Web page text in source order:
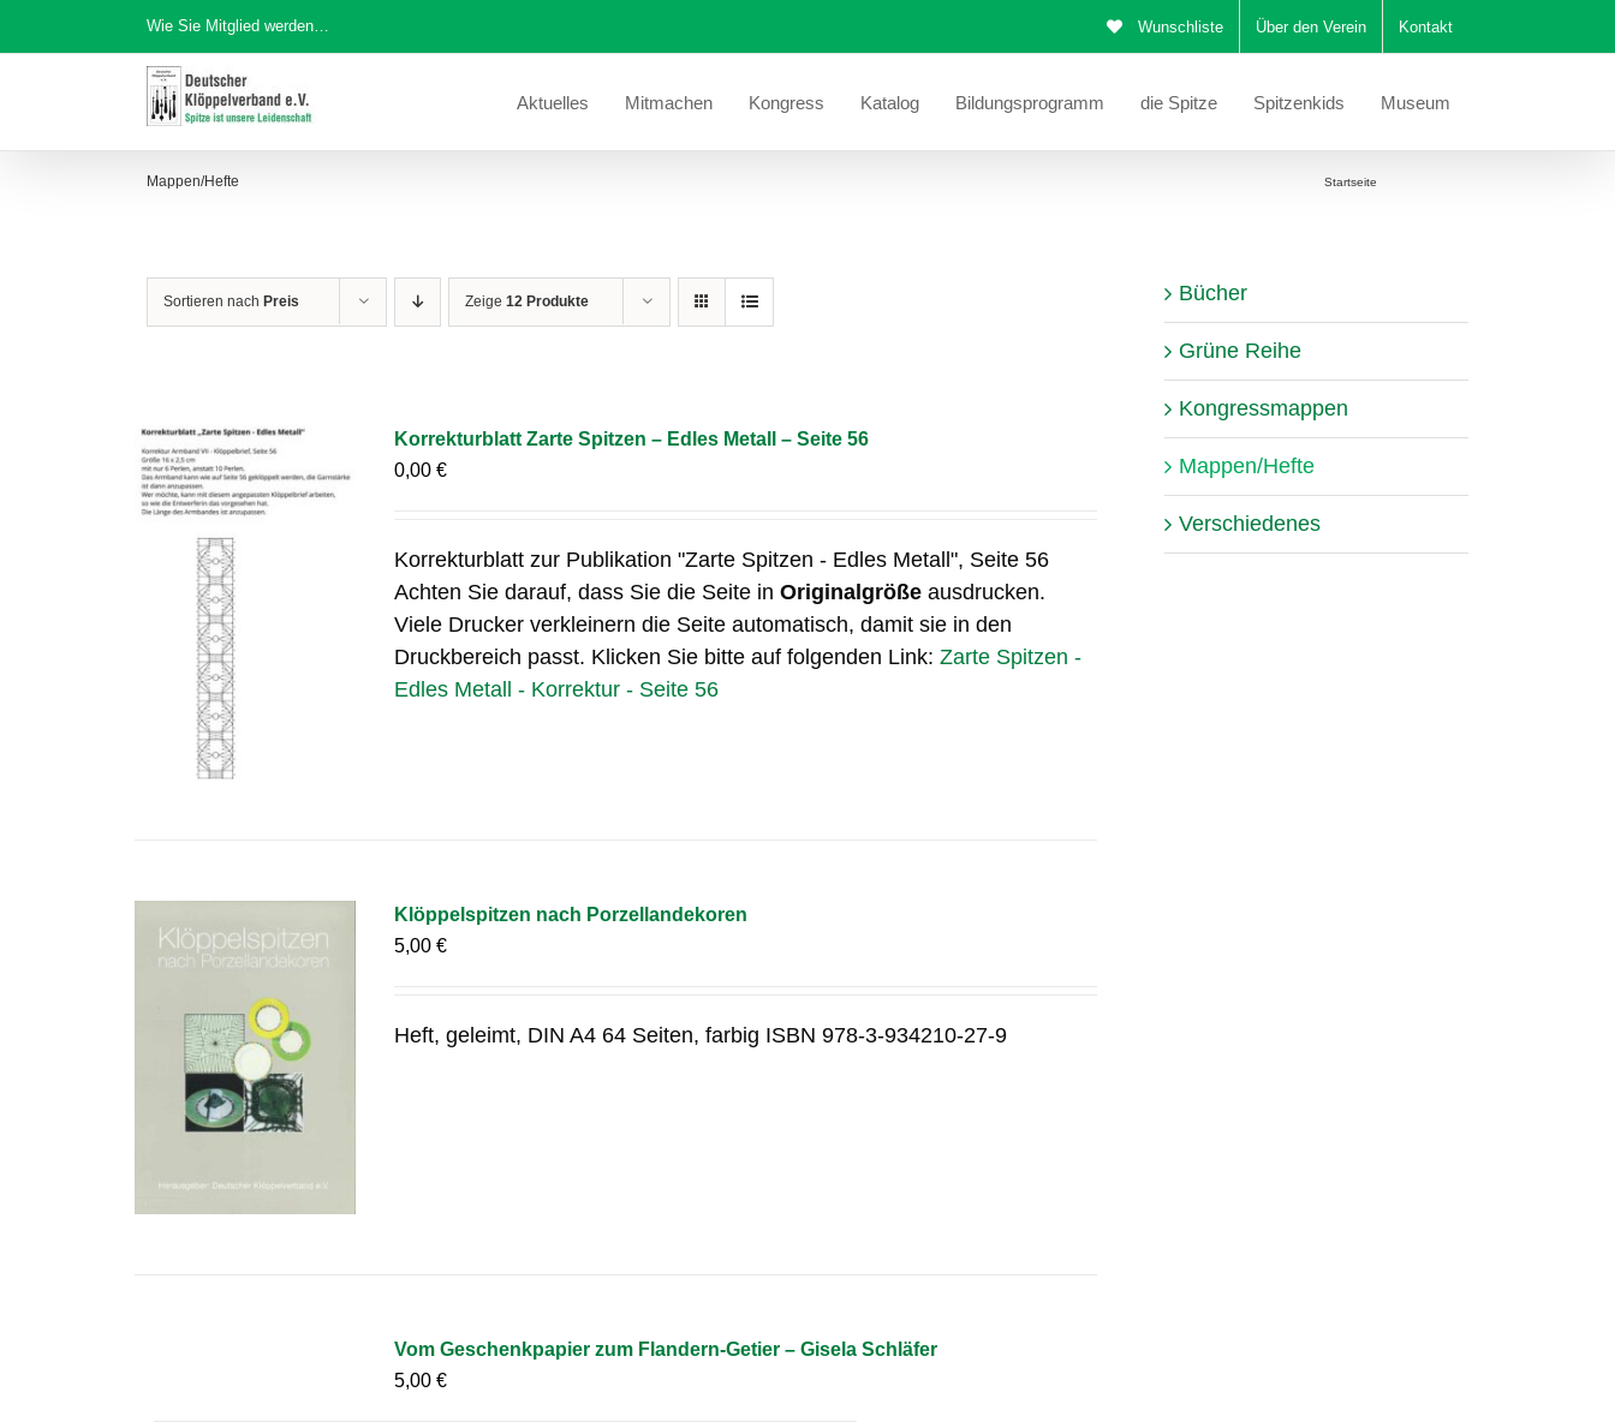
Inhalt
Wie Sie Mitglied werden… Wunschliste Über den Verein Kontakt
Aktuelles Mitmachen Kongress Katalog Bildungsprogramm die Spitze Spitzenkids Museum
Mappen/Hefte Startseite
Sortieren nach Preis Zeige 12 Produkte
Korrekturblatt Zarte Spitzen – Edles Metall – Seite 56
0,00€
Korrekturblatt zur Publikation "Zarte Spitzen - Edles Metall", Seite 56
Achten Sie darauf, dass Sie die Seite inOriginalgröße ausdrucken.
Viele Drucker verkleinern die Seite automatisch, damit sie in den
Druckbereich passt. Klicken Sie bitte auf folgenden Link:Zarte Spitzen -
Edles Metall - Korrektur - Seite 56
Klöppelspitzen nach Porzellandekoren
5,00€
Heft, geleimt, DIN A4 64 Seiten, farbig ISBN 978-3-934210-27-9
Vom Geschenkpapier zum Flandern-Getier – Gisela Schläfer
5,00€
Bücher
Grüne Reihe
Kongressmappen
Mappen/Hefte
Verschiedenes